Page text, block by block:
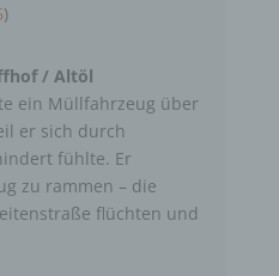
)
/ Altöl
ein Müllfahrzeug über
er sich durch
fühlte. Er
zu rammen – die
flüchten und